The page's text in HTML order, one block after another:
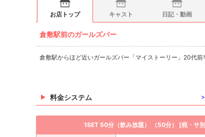
お店トップ キャスト 日記・動画
倉敷駅前のガールズバー
倉敷駅からほど近いガールズバー「マイストーリー」20代
料金システム >
1SET 50分（飲み放題） （50分） [税・サ